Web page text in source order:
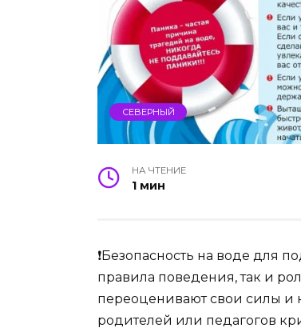
СЕВЕРНЫЙ
НА ЧТЕНИЕ
1 мин
❗Безопасность на воде для
правила поведения, так и
переоценивают свои силы и
родителей или педагогов